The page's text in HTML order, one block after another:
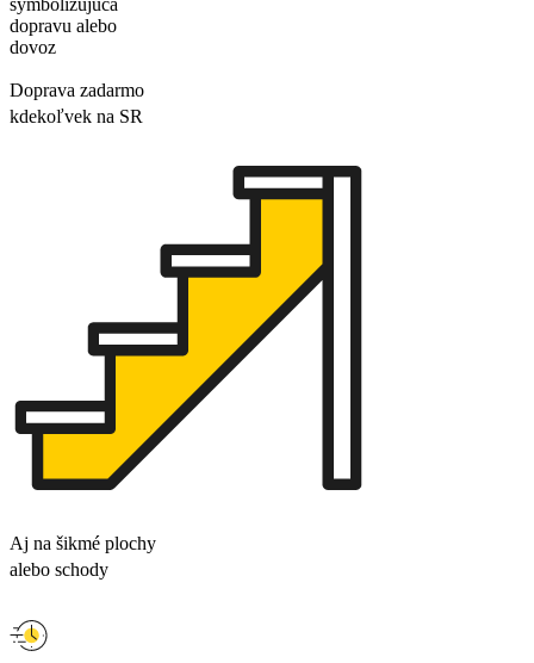
Doprava zadarmo
kdekoľvek na SR
Aj na šikmé plochy
alebo schody